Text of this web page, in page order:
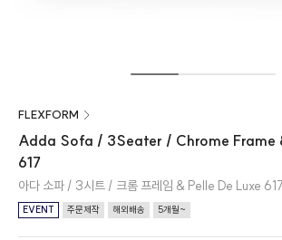
FLEXFORM
Adda Sofa / 3Seater / Chrome Frame
617
아다 소파 / 3시트 / 크롬 프레임 & Pelle De Luxe 617
EVENT 주문제작 해외배송 5개월~